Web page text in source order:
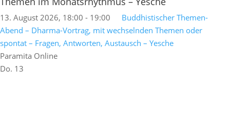
13. August 2026, 18:00 - 19:00
Buddhistischer Themen-
Abend – Dharma-Vortrag, mit wechselnden Themen oder
spontat – Fragen, Antworten, Austausch – Yesche
Paramita Online
Do. 13